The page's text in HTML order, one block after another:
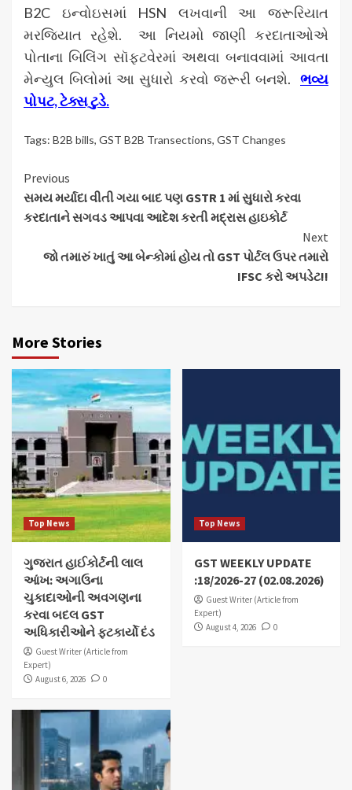
B2C ઇન્વોઇસમાં HSN લખવાની આ જરૂરિયાત
મરજિયાત રહેશે. આ નિયમો જાણી કરદાતાઓએ
પોતાના બિલિંગ સૉફ્ટવેરમાં અથવા બનાવવામાં આવતા
મેન્યુલ બિલોમાં આ સુધારો કરવો જરૂરી બનશે. ભવ્ય
પોપટ, ટેક્સ ટુડે.
Tags: B2B bills, GST B2B Transections, GST Changes
Continue
Reading
Previous
સમય મર્યાદા વીતી ગયા બાદ પણ GSTR 1 માં સુધારો કરવા
કરદાતાને સગવડ આપવા આદેશ કરતી મદ્રાસ હાઇકોર્ટ
Next
જો તમારું ખાતું આ બેન્કોમાં હોય તો GST પોર્ટલ ઉપર તમારો
IFSC કરો અપડેટ!!
More Stories
Top News
ગુજરાત હાઈકોર્ટની લાલ
આંખ: અગાઉના
ચુકાદાઓની અવગણના
કરવા બદલ GST
અધિકારીઓને ફટકાર્યો દંડ
Guest Writer (Article from
Expert)
August 6, 2026
0
Top News
GST WEEKLY UPDATE
:18/2026-27 (02.08.2026)
Guest Writer (Article from
Expert)
August 4, 2026
0